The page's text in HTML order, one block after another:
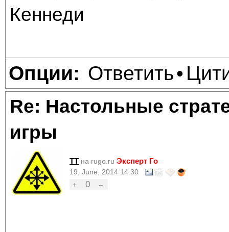
Кеннеди
Опции: Ответить•
Re: Настольные
игры
TT на rugo.ru Эксперт Го
19, June, 2014 14:30
+
0 –